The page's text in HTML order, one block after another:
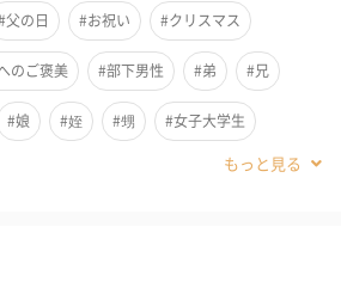
く過ごすための冷感ファブリックミス
父の日 #お祝い #クリスマス
のご褒美 #部下男性 #弟 #兄
#娘 #姪 #甥 #女子大学生
#取引先女性